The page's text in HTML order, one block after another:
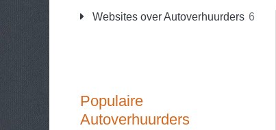
Websites over Autoverhuurders 6
Populaire
Autoverhuurders